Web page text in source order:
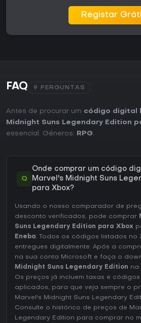
Registar
FAQ 9 PERGUNTAS
Antes de procurar um código digital
Midnight Suns Legendary Edition
essencial. Géneros:
RPG.
Q
Onde comprar um código
Marvel's Midnight Suns
para Xbox?
Usando o nosso comparador de
desconto verificados, pode comprar
Suns Legendary Edition para Xbox
Eneba . Todos os códigos listados no
entregues digitalmente. Após a
na sua conta Microsoft e faça o
Midnight Suns Legendary Edition na
Os preços já incluem taxas e
aplicados, para que veja sempre o
Marvel's Midnight Suns Legendary
Consulte o histórico de preços de
Legendary Edition para comprar no